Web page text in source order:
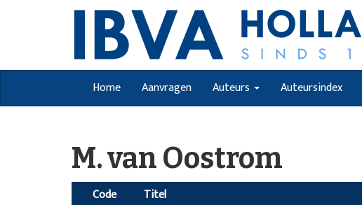
Home Aanvragen Auteurs Auteursindex
M. van Oostrom
Code Titel